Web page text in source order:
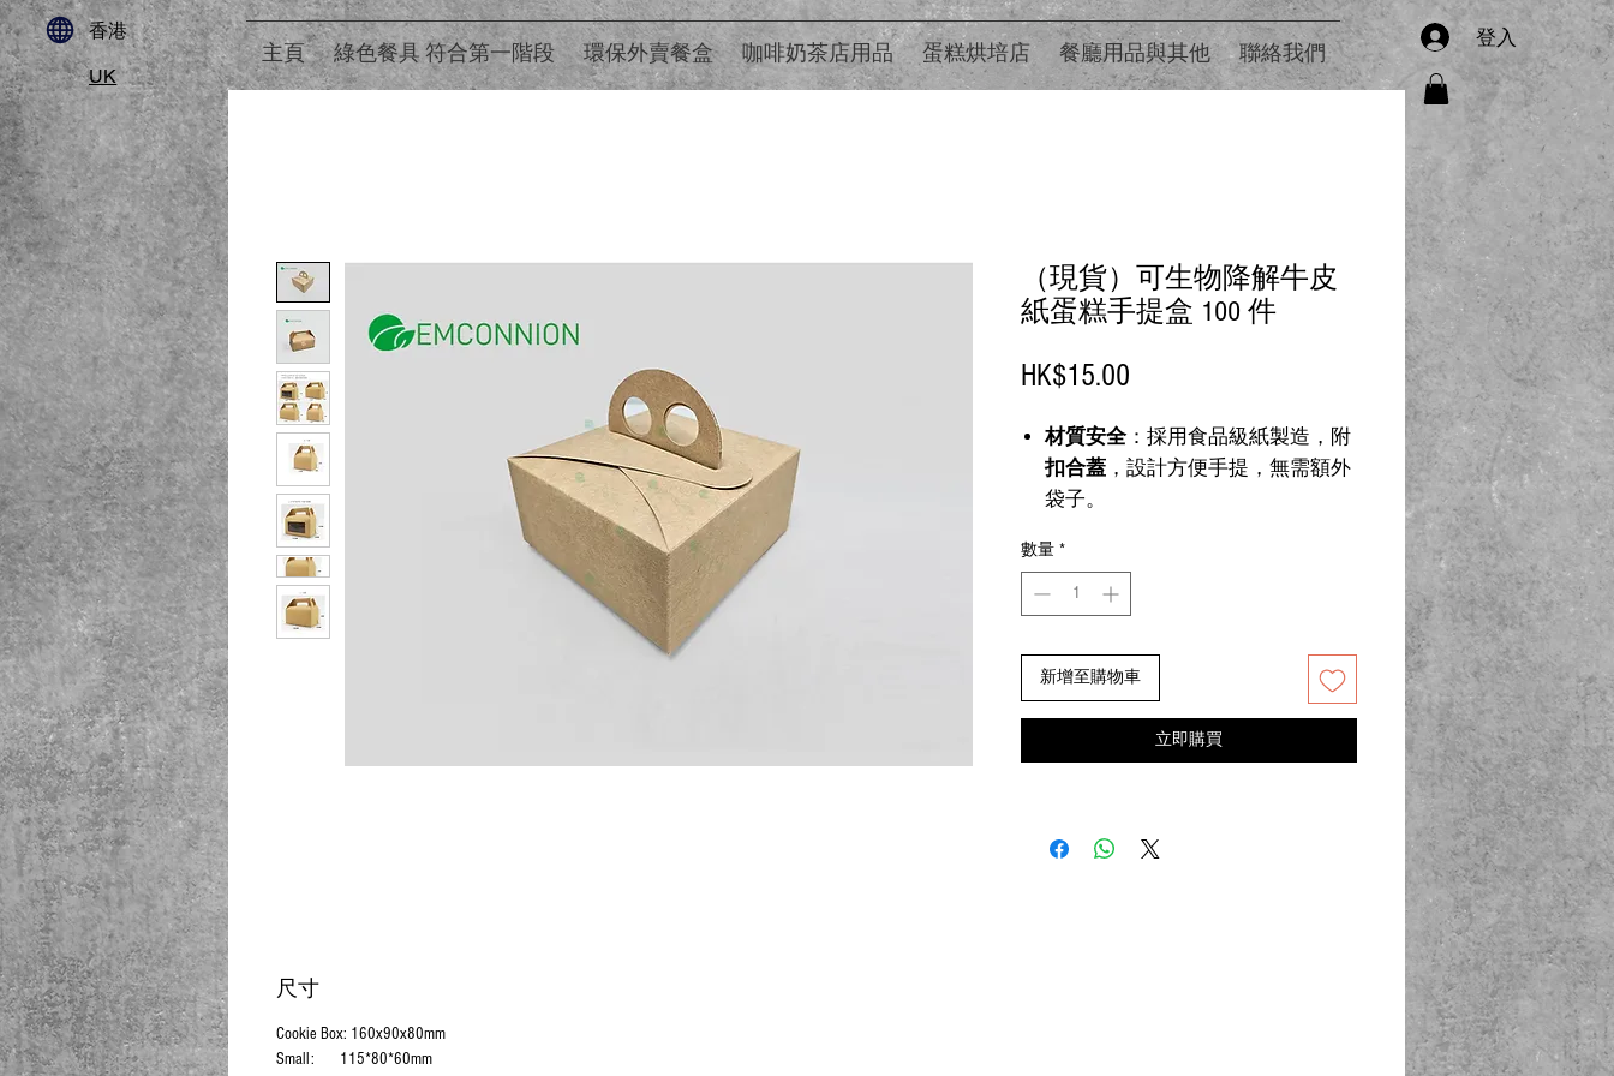
​香港
UK
主頁 綠色餐具 符合第一階段 環保外賣餐盒 咖啡奶茶店用品 蛋糕烘培店 餐廳用品與其他 聯絡我們
登入
（現貨）可生物降解牛皮
紙蛋糕手提盒 100 件
HK$15.00
格
材質安全：採用食品級紙製造，附
扣合蓋 ，設計方便手提，無需額外
袋子。
自訂服務
數量 *
新增至購物車
立即購買
尺寸
Cookie Box: 160x90x80mm
Small: 115*80*60mm